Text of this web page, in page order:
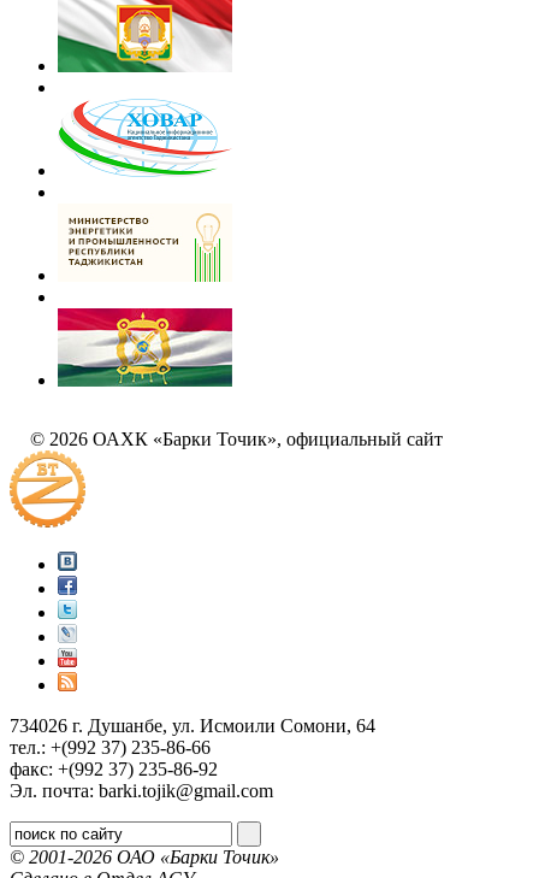
© 2026 ОАХК «Барки Точик», официальный сайт
734026 г. Душанбе, ул. Исмоили Сомони, 64
тел.: +(992 37) 235-86-66
факс: +(992 37) 235-86-92
Эл. почта: barki.tojik@gmail.соm
© 2001-2026 ОАО «Барки Точик»